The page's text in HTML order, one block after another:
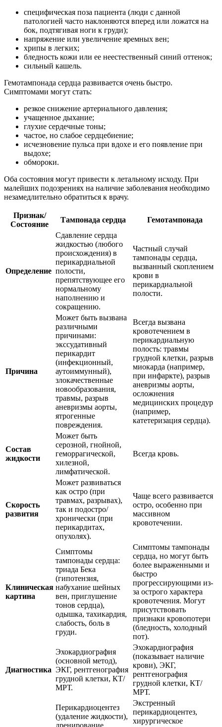
специфическая поза пациента (люди с данной
патологией часто наклоняются вперед или ложатся на
бок, подтягивая ноги к груди);
напряжение или увеличение яремных вен;
хрипы в легких;
бледность кожи или ее неестественный синий оттенок;
сильный кашель.
Гемотампонада сердца развивается очень быстро.
Симптомами могут стать:
резкое снижение артериального давления;
учащенное дыхание;
глухие сердечные тоны;
частое, но слабое сердцебиение;
исчезновение пульса при вдохе и его появление при
выдохе;
обмороки.
Оба состояния могут привести к летальному исходу. При
малейших подозрениях на наличие заболевания необходимо
незамедлительно обратиться к врачу.
Признак/
Состояние
Тампонада сердца Гемотампонада
Определение
Сдавление сердца
жидкостью (любого
происхождения) в
перикардиальной
полости,
препятствующее его
нормальному
наполнению и
сокращению.
Частный случай
тампонады сердца,
вызванный скоплением
крови в
перикардиальной
полости.
Причина
Может быть вызвана
различными
причинами:
экссудативный
перикардит
(инфекционный,
аутоиммунный),
злокачественные
новообразования,
травмы, разрыв
аневризмы аорты,
ятрогенные
повреждения.
Всегда вызвана
кровотечением в
перикардиальную
полость: травмы
грудной клетки, разрыв
миокарда (например,
при инфаркте), разрыв
аневризмы аорты,
осложнения
медицинских процедур
(например,
катетеризация сердца).
Состав
жидкости
Может быть
серозной, гнойной,
геморрагической,
хилезной,
лимфатической.
Всегда кровь.
Скорость
развития
Может развиваться
как остро (при
травмах, разрывах),
так и подостро/
хронически (при
перикардитах,
опухолях).
Чаще всего развивается
остро, особенно при
массивном
кровотечении.
Клиническая
картина
Симптомы
тампонады сердца:
триада Бека
(гипотензия,
набухание шейных
вен, приглушение
тонов сердца),
одышка, тахикардия,
слабость, боль в
груди.
Симптомы тампонады
сердца, но могут быть
более выраженными и
быстро
прогрессирующими из-
за острого характера
кровотечения. Могут
присутствовать
признаки кровопотери
(бледность, холодный
пот).
Диагностика
Эхокардиография
(основной метод),
ЭКГ, рентгенография
грудной клетки, КТ/
МРТ.
Эхокардиография
(показывает наличие
крови), ЭКГ,
рентгенография
грудной клетки, КТ/
МРТ.
Перикардиоцентез
(удаление жидкости),
дренирование
Экстренный
перикардиоцентез,
хирургическое